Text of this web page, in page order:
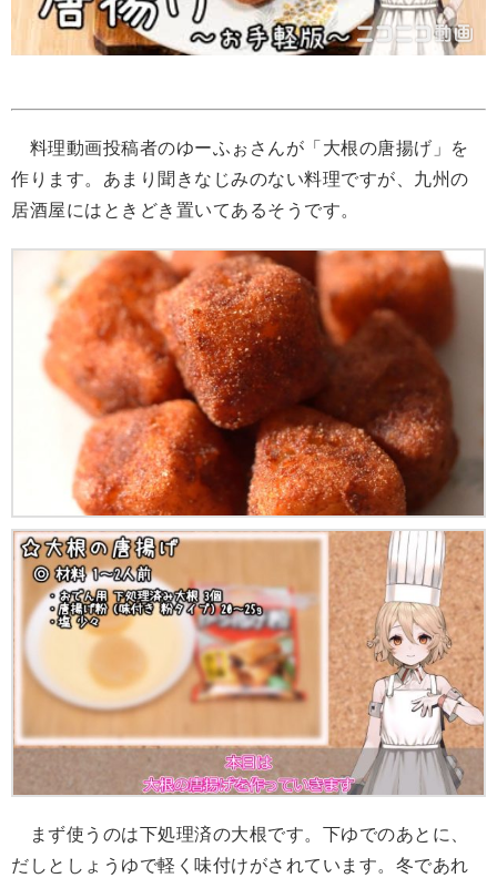
料理動画投稿者のゆーふぉさんが「大根の唐揚げ」を
作ります。あまり聞きなじみのない料理ですが、九州の
居酒屋にはときどき置いてあるそうです。
まず使うのは下処理済の大根です。下ゆでのあとに、
だしとしょうゆで軽く味付けがされています。冬であれ